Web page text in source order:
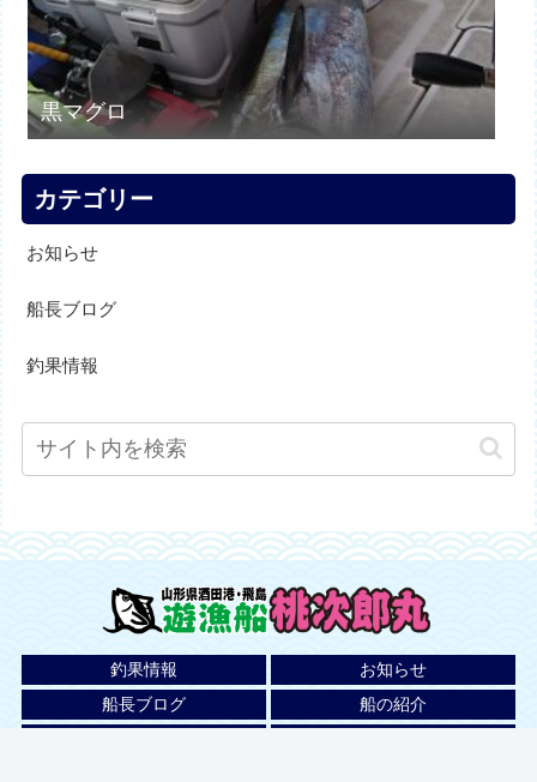
黒マグロ
カテゴリー
お知らせ
船長ブログ
釣果情報
釣果情報
お知らせ
船長ブログ
船の紹介